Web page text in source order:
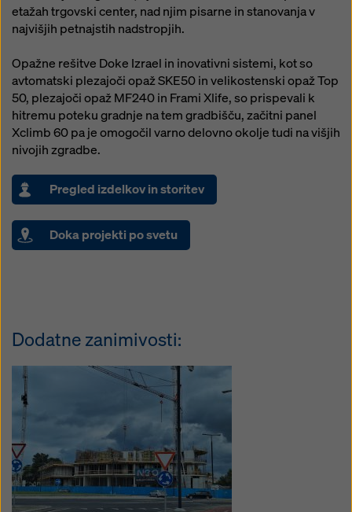
etažah trgovski center, nad njim pisarne in stanovanja v
najvišjih petnajstih nadstropjih.
Opažne rešitve Doke Izrael in inovativni sistemi, kot so
avtomatski plezajoči opaž SKE50 in velikostenski opaž Top
50, plezajoči opaž MF240 in Frami Xlife, so prispevali k
hitremu poteku gradnje na tem gradbišču, začitni panel
Xclimb 60 pa je omogočil varno delovno okolje tudi na višjih
nivojih zgradbe.
Pregled izdelkov in storitev
Doka projekti po svetu
Dodatne zanimivosti:
strani in uporabo ustreznih izbirnih okenc. Svojo
privolitev lahko kadar koli prekličete s prihodnjim
učinkom in brez navedbe razloga s klikom na
nastavitve piškotkovna dnu te spletne strani.
Več informacij o naših piškotkih lahko najdetev naši
politiki zasebnosti. Ponujamo vam tudi možnost izbire
piškotkov (napredne nastavitve piškotkov).